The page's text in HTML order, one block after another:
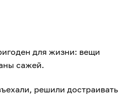
для жизни: вещи
сажей.
решили достраивать